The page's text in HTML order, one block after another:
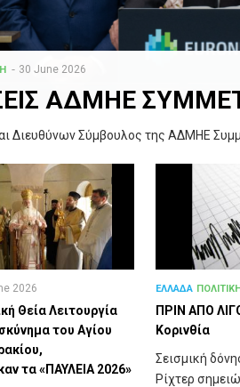
30 June 2026
ΑΔΜΗΕ
Διευθύνων Σύμβουλος της ΑΔΜΗΕ
2026
Θεία Λειτουργία
του Αγίου
τα «ΠΑΥΛΕΙΑ 2026»
ΕΛΛΑΔΑ
ΠΡΙΝ ΑΠΟ
Κορινθία
Σεισμική
Ρίχτερ